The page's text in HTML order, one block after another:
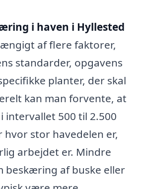
i haven i Hyllested
af flere faktorer,
standarder, opgavens
planter, der skal
kan man forvente, at
intervallet 500 til 2.500
hvor stor havedelen er,
arbejdet er. Mindre
beskæring af buske eller